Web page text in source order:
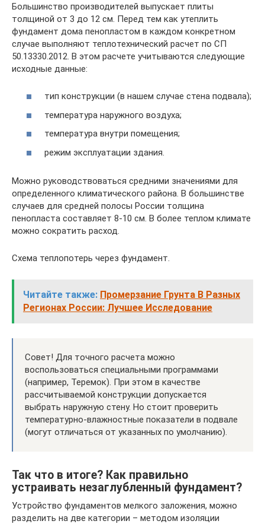
Большинство производителей выпускает плиты
толщиной от 3 до 12 см. Перед тем как утеплить
фундамент дома пенопластом в каждом конкретном
случае выполняют теплотехнический расчет по СП
50.13330.2012. В этом расчете учитываются следующие
исходные данные:
тип конструкции (в нашем случае стена подвала);
температура наружного воздуха;
температура внутри помещения;
режим эксплуатации здания.
Можно руководствоваться средними значениями для
определенного климатического района. В большинстве
случаев для средней полосы России толщина
пенопласта составляет 8-10 см. В более теплом климате
можно сократить расход.
Схема теплопотерь через фундамент.
Читайте также: Промерзание Грунта В Разных
Регионах России: Лучшее Исследование
Совет! Для точного расчета можно
воспользоваться специальными программами
(например, Теремок). При этом в качестве
рассчитываемой конструкции допускается
выбрать наружную стену. Но стоит проверить
температурно-влажностные показатели в подвале
(могут отличаться от указанных по умолчанию).
Так что в итоге? Как правильно
устраивать незаглубленный фундамент?
Устройство фундаментов мелкого заложения, можно
разделить на две категории – методом изоляции